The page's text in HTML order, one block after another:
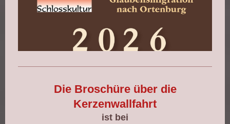
Die Broschüre über die
Kerzenwallfahrt
ist bei